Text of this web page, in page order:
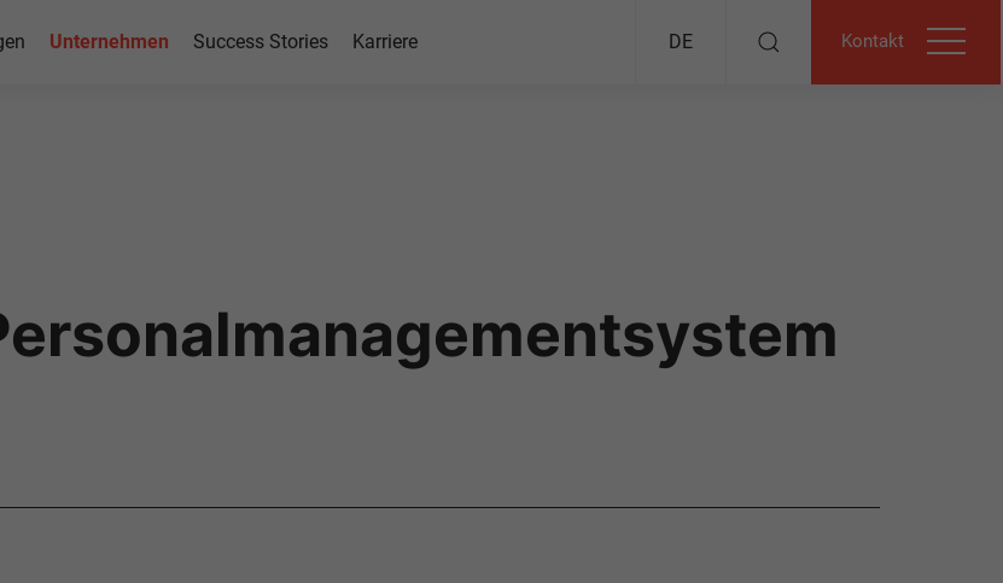
Unternehmen Success Stories Karriere DE Kontakt